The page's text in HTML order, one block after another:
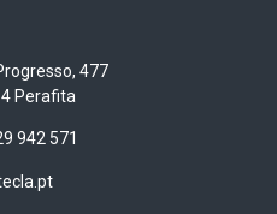
477
Perafita
942 571